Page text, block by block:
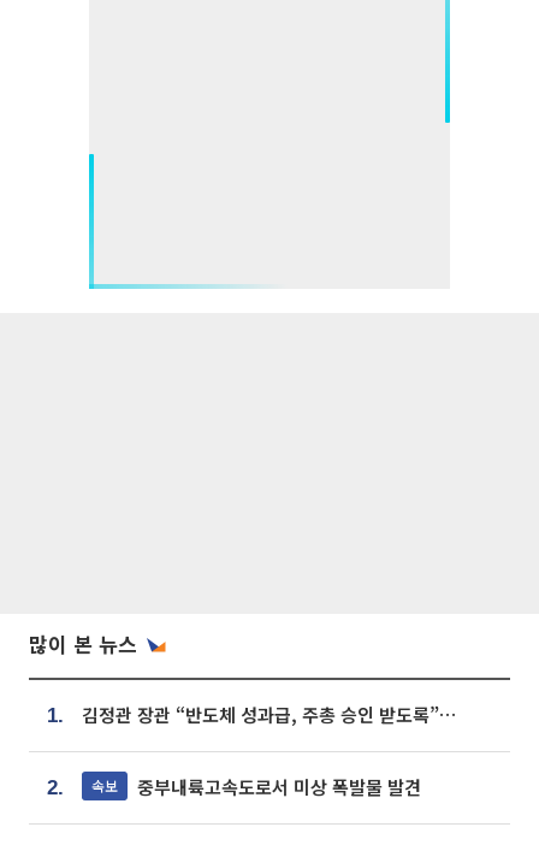
많이 본 뉴스
1. 김정관 장관 “반도체 성과급, 주총 승인 받도록”…상법·자본시장법 개정 시사
2. 속보 중부내륙고속도로서 미상 폭발물 발견